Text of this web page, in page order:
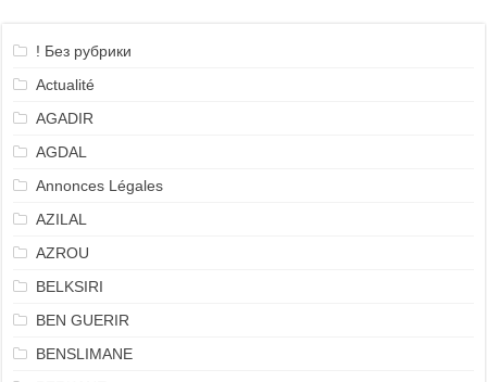
! Без рубрики
Actualité
AGADIR
AGDAL
Annonces Légales
AZILAL
AZROU
BELKSIRI
BEN GUERIR
BENSLIMANE